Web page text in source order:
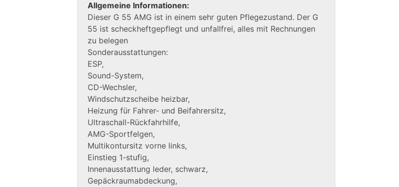
Allgemeine Informationen:
Dieser G 55 AMG ist in einem sehr guten Pflegezustand. Der G
55 ist scheckheftgepflegt und unfallfrei, alles mit Rechnungen
zu belegen
Sonderausstattungen:
ESP,
Sound-System,
CD-Wechsler,
Windschutzscheibe heizbar,
Heizung für Fahrer- und Beifahrersitz,
Ultraschall-Rückfahrhilfe,
AMG-Sportfelgen,
Multikontursitz vorne links,
Einstieg 1-stufig,
Innenausstattung leder, schwarz,
Gepäckraumabdeckung,